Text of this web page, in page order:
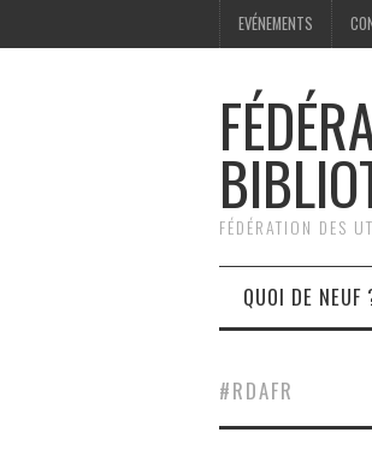
EVÉNEMENTS
FÉDÉRATION DES
QUOI DE NEUF
#RDAFR